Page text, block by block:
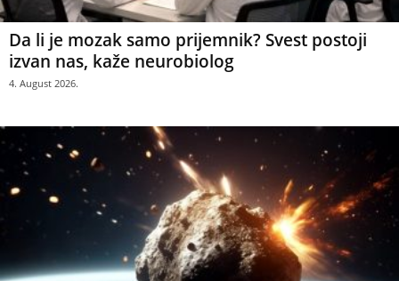
Da li je mozak samo prijemnik? Svest postoji
izvan nas, kaže neurobiolog
4. August 2026.